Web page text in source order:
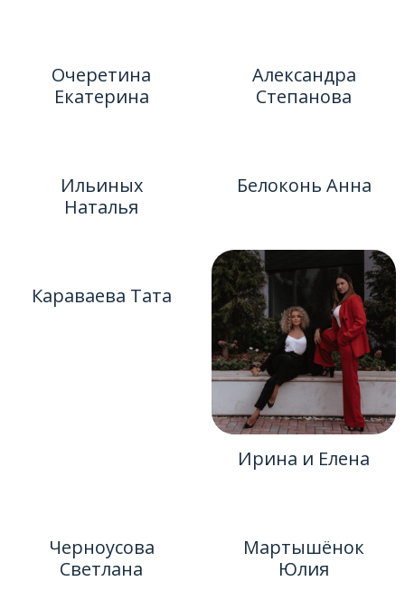
Очеретина
Екатерина
Александра
Степанова
Ильиных
Наталья
Белоконь Анна
Караваева Тата
Ирина и Елена
Черноусова
Светлана
Мартышёнок
Юлия